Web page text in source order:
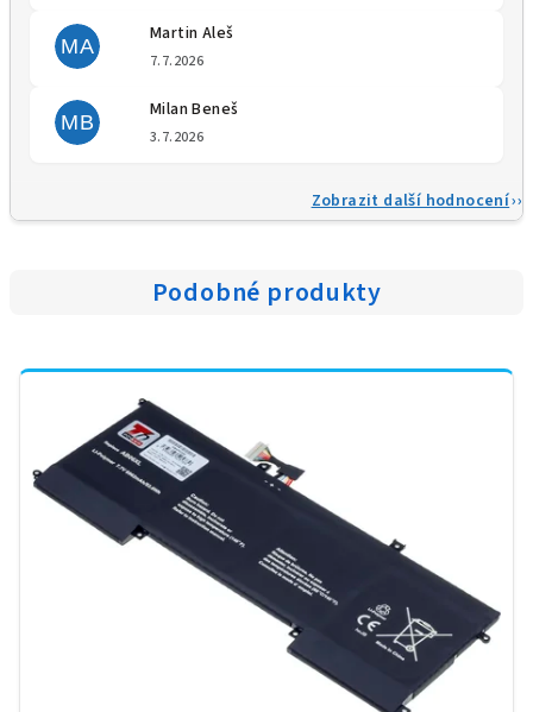
MA
Martin Aleš
7.7.2026
MB
Milan Beneš
3.7.2026
Zobrazit další hodnocení
Podobné produkty